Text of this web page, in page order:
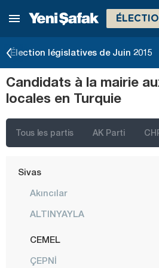
Élection législatives de Juin 2015
Candidats à la mairie
locales en Turquie
Tous les partis AK Parti
Rize
Şanlıurfa
Siirt
Şırnak
Sivas
Akıncılar
ALTINYAYLA
CEMEL
ÇEPNİ